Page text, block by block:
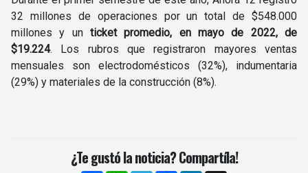
32 millones de operaciones por un total de $548.000
millones y un ticket promedio, en mayo de 2022, de
$19.224. Los rubros que registraron mayores ventas
mensuales son electrodomésticos (32%), indumentaria
(29%) y materiales de la construcción (8%).
¿Te gustó la noticia? Compartíla!